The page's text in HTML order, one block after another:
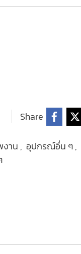
Share
าน , อุปกรณ์อื่น ๆ,